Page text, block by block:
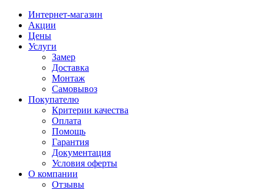
Интернет-магазин
Акции
Цены
Услуги
Замер
Доставка
Монтаж
Самовывоз
Покупателю
Критерии качества
Оплата
Помощь
Гарантия
Документация
Условия оферты
О компании
Отзывы